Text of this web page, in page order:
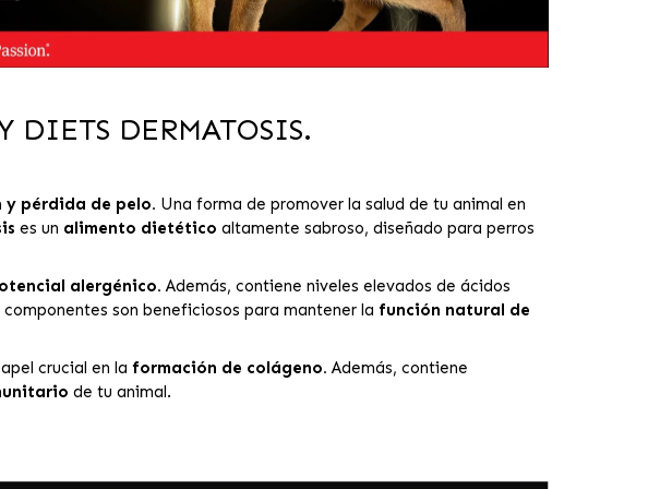
DIETS DERMATOSIS.
y pérdida de pelo. Una forma de promover la salud de tu animal en
es un alimento dietético altamente sabroso, diseñado para perros
alergénico. Además, contiene niveles elevados de ácidos
son beneficiosos para mantener la función natural de
crucial en la formación de colágeno. Además, contiene
de tu animal.